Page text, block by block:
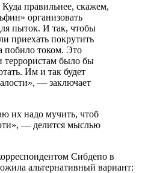
правильнее, скажем,
организовать
пыток. И так, чтобы
приехать покрутить
побило током. Это
террористам было бы
Им и так будет
— заключает
их надо мучить, чтоб
— делится мыслью
Сибдепо в
альтернативный вариант: